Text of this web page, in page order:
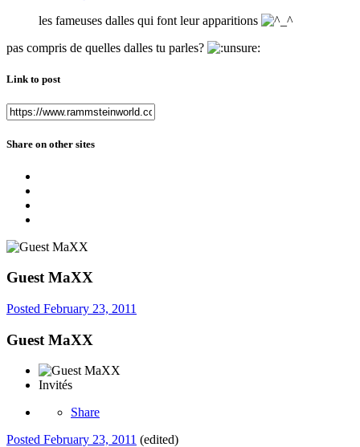
les fameuses dalles qui font leur apparitions
pas compris de quelles dalles tu parles?
Link to post
Share on other sites
Guest MaXX
Posted February 23, 2011
Guest MaXX
Invités
Share
Posted February 23, 2011 (edited)